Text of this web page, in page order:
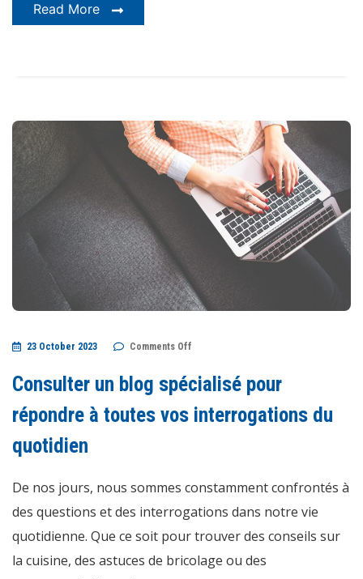
Read More
23 October 2023 Comments Off
blog
spécialisé
répondre
à
Consulter un blog spécialisé pour
répondre à toutes vos interrogations du
quotidien
De nos jours, nous sommes constamment confrontés à
des questions et des interrogations dans notre vie
quotidienne. Que ce soit pour trouver des conseils sur
la cuisine, des astuces de bricolage ou des